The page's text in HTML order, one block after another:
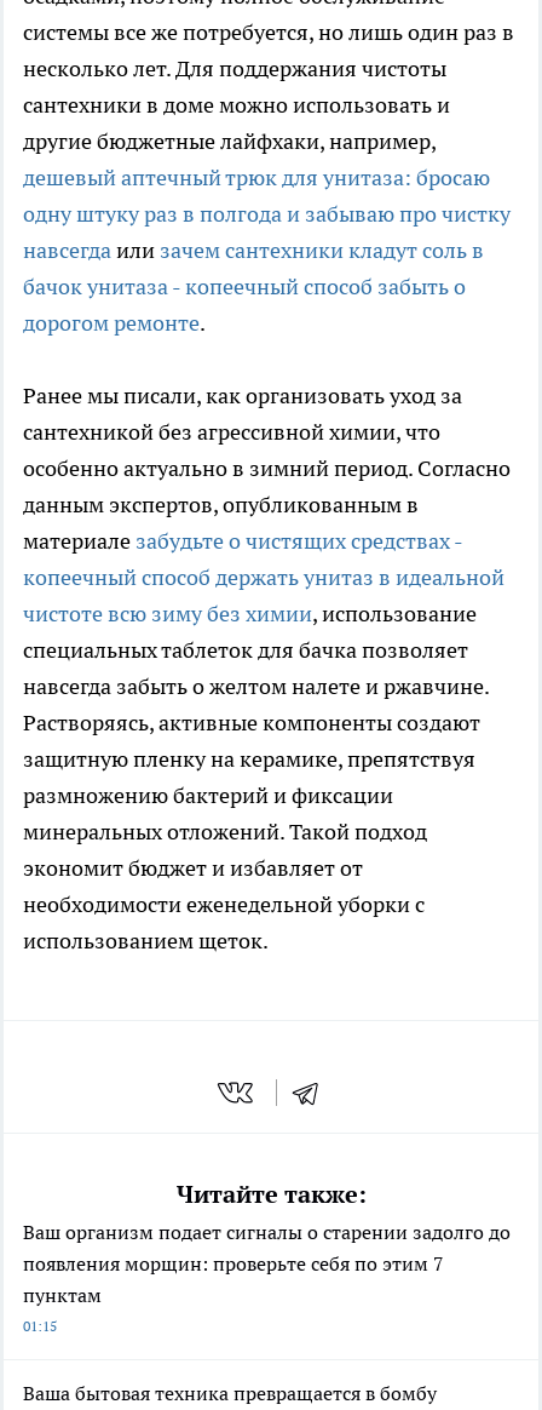
системы все же потребуется, но лишь один раз в
несколько лет. Для поддержания чистоты
сантехники в доме можно использовать и
другие бюджетные лайфхаки, например,
дешевый аптечный трюк для унитаза: бросаю
одну штуку раз в полгода и забываю про чистку
навсегдаили зачем сантехники кладут соль в
бачок унитаза - копеечный способ забыть о
дорогом ремонте.
Ранее мы писали, как организовать уход за
сантехникой без агрессивной химии, что
особенно актуально в зимний период. Согласно
данным экспертов, опубликованным в
материале забудьте о чистящих средствах -
копеечный способ держать унитаз в идеальной
чистоте всю зиму без химии, использование
специальных таблеток для бачка позволяет
навсегда забыть о желтом налете и ржавчине.
Растворяясь, активные компоненты создают
защитную пленку на керамике, препятствуя
размножению бактерий и фиксации
минеральных отложений. Такой подход
экономит бюджет и избавляет от
необходимости еженедельной уборки с
использованием щеток.
Читайте также:
Ваш организм подает сигналы о старении задолго до
появления морщин: проверьте себя по этим 7
пунктам
01:15
Ваша бытовая техника превращается в бомбу